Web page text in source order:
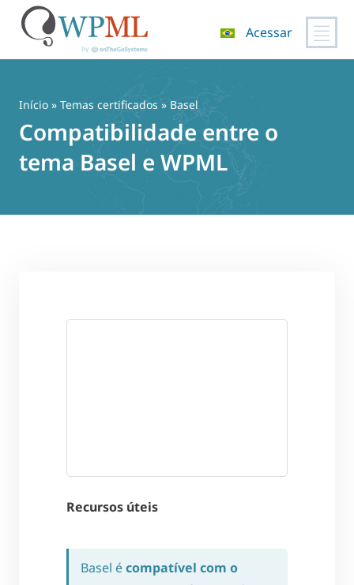
Acessar
Início » Temas certificados » Basel
Compatibilidade entre o
tema Basel e WPML
Recursos úteis
Basel écompatível com o